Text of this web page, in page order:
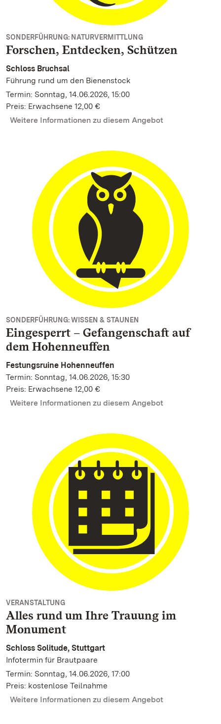
SONDERFÜHRUNG: NATURVERMITTLUNG
Forschen, Entdecken, Schützen
Schloss Bruchsal
Führung rund um den Bienenstock
Termin: Sonntag, 14.06.2026, 15:00
Preis: Erwachsene 12,00 €
Weitere Informationen zu diesem Angebot
SONDERFÜHRUNG: WISSEN & STAUNEN
Eingesperrt – Gefangenschaft auf
dem Hohenneuffen
Festungsruine Hohenneuffen
Termin: Sonntag, 14.06.2026, 15:30
Preis: Erwachsene 12,00 €
Weitere Informationen zu diesem Angebot
VERANSTALTUNG
Alles rund um Ihre Trauung im
Monument
Schloss Solitude, Stuttgart
Infotermin für Brautpaare
Termin: Sonntag, 14.06.2026, 17:00
Preis: kostenlose Teilnahme
Weitere Informationen zu diesem Angebot